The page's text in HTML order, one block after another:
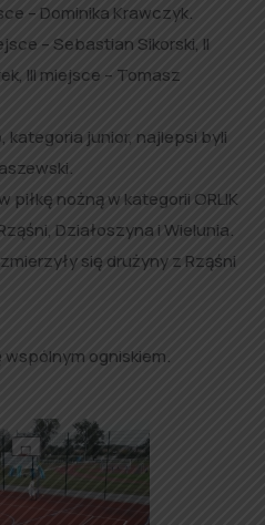
– Dominika Krawczyk.
– Sebastian Sikorski, II
III miejsce – Tomasz
junior, najlepsi byli
nożną w kategorii ORLIK
Działoszyna i Wielunia.
się drużyny z Rząśni
ogniskiem.